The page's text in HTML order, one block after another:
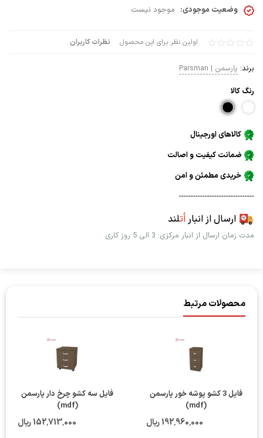
اولین نظر برای این محصول نظرات کاربران
برند: پارسمن | Parsman
رنگ كالا
کالاهای اورجینال
ضمانت کیفیت و اصالت
خریدی مطمئن و امن
--------------------------------
ارسال از انباراُتلند
مدت زمان ارسال از انبار مرکزی: 3 الی 5 روز کاری
وضعیت موجودی: موجود نیست
محصولات مرتبط
فایل 3 کشو پوشه خور پارسمن
(mdf)
192٬960٬000 ریال
فایل سه کشو چرخ دار پارسمن
(mdf)
152٬713٬000 ریال